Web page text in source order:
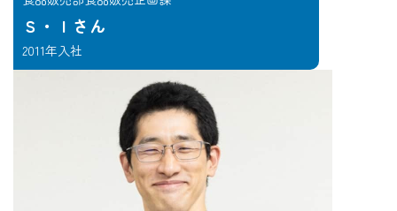
Ｓ・Ｉさん
2011年入社